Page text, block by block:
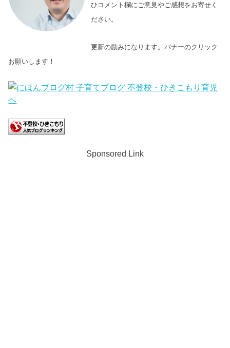
ひコメント欄にご意見やご感想をお寄せく
ださい。
更新の励みになります。バナーのクリック
お願いします！
Sponsored Link